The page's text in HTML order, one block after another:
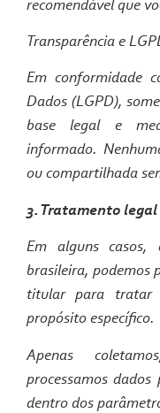
recomendável que
Transparência e
Em conformidade
Dados (LGPD),
base legal e
informado.
ou compartilhada
3. Tratamento
Em alguns casos,
brasileira, podemos
titular para tratar
propósito específico.
Apenas
processamos dados
dentro dos